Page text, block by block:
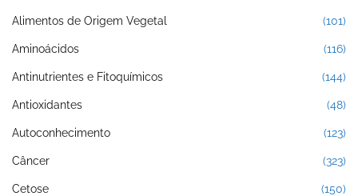
Alimentos de Origem Vegetal (101)
Aminoácidos (116)
Antinutrientes e Fitoquímicos (144)
Antioxidantes (48)
Autoconhecimento (123)
Câncer (323)
Cetose (150)